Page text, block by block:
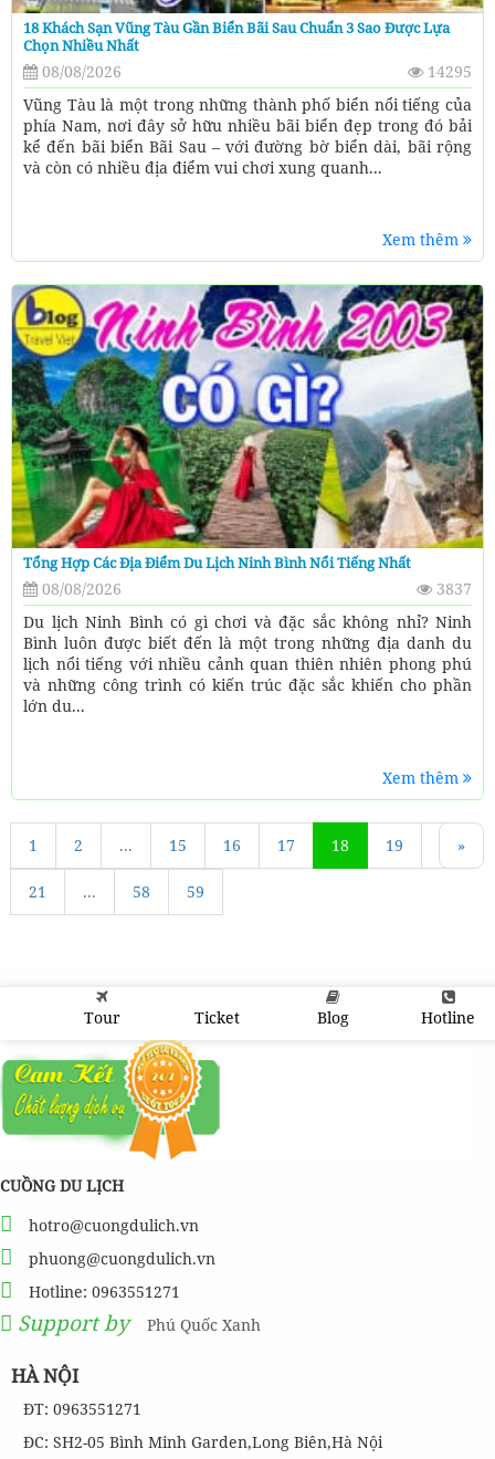
18 Khách Sạn Vũng Tàu Gần Biển Bãi Sau Chuẩn 3 Sao Được Lựa
Chọn Nhiều Nhất
08/08/2026
14295
Vũng Tàu là một trong những thành phố biển nổi tiếng của
phía Nam, nơi đây sở hữu nhiều bãi biển đẹp trong đó bải
kể đến bãi biển Bãi Sau – với đường bờ biển dài, bãi rộng
và còn có nhiều địa điểm vui chơi xung quanh...
Xem thêm
Tổng Hợp Các Địa Điểm Du Lịch Ninh Bình Nổi Tiếng Nhất
08/08/2026
3837
Du lịch Ninh Bình có gì chơi và đặc sắc không nhỉ? Ninh
Bình luôn được biết đến là một trong những địa danh du
lịch nổi tiếng với nhiều cảnh quan thiên nhiên phong phú
và những công trình có kiến trúc đặc sắc khiến cho phần
lớn du...
Xem thêm
«
1 2 ... 15 16 17 18 19
21 ... 58 59
»
Tour Ticket Blog Hotline
CUỒNG DU LỊCH
hotro@cuongdulich.vn
phuong@cuongdulich.vn
Hotline: 0963551271
Support by Phú Quốc Xanh
HÀ NỘI
ĐT: 0963551271
ĐC: SH2-05 Bình Minh Garden,Long Biên,Hà Nội